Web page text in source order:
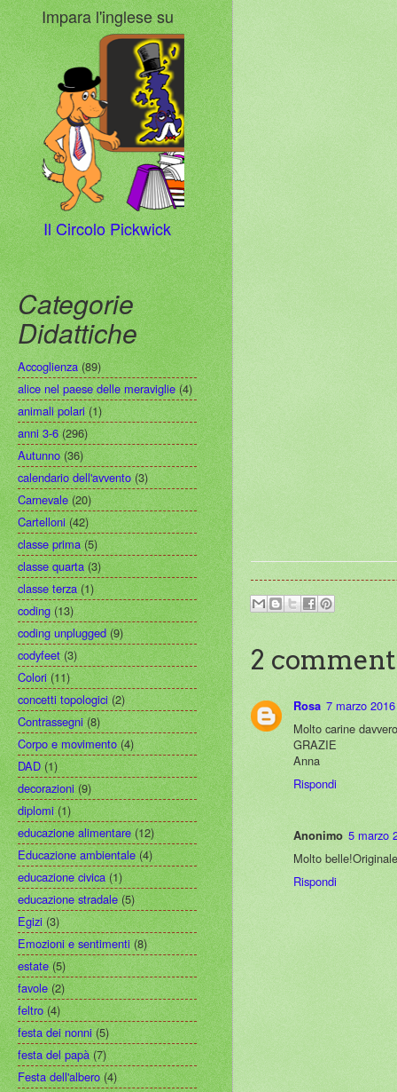
2
Rosa 7 marzo
Molto carine
GRAZIE
Anna
Rispondi
Anonimo 5 marzo
Molto
Rispondi
Impara l'inglese su
Il Circolo Pickwick
Categorie
Didattiche
Accoglienza (89)
alice nel paese delle meraviglie (4)
animali polari (1)
anni 3-6 (296)
Autunno (36)
calendario dell'avvento (3)
Carnevale (20)
Cartelloni (42)
classe prima (5)
classe quarta (3)
classe terza (1)
coding (13)
coding unplugged (9)
codyfeet (3)
Colori (11)
concetti topologici (2)
Contrassegni (8)
Corpo e movimento (4)
DAD (1)
decorazioni (9)
diplomi (1)
educazione alimentare (12)
Educazione ambientale (4)
educazione civica (1)
educazione stradale (5)
Egizi (3)
Emozioni e sentimenti (8)
estate (5)
favole (2)
feltro (4)
festa dei nonni (5)
festa del papà (7)
Festa dell'albero (4)